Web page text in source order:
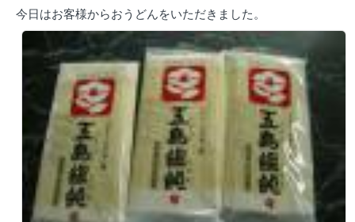
今日はお客様からおうどんをいただきました。